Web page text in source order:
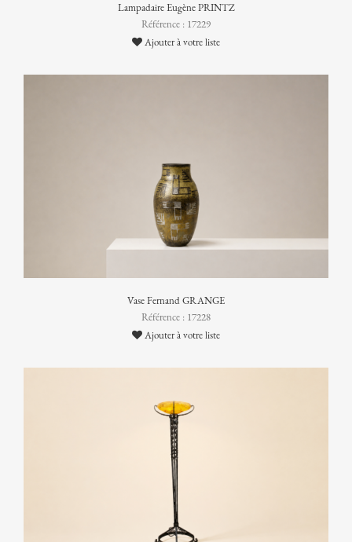
Lampadaire Eugène PRINTZ
Référence : 17229
Ajouter à votre liste
Vase Fernand GRANGE
Référence : 17228
Ajouter à votre liste